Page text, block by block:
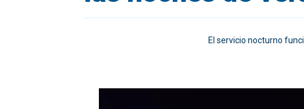
El servicio nocturno